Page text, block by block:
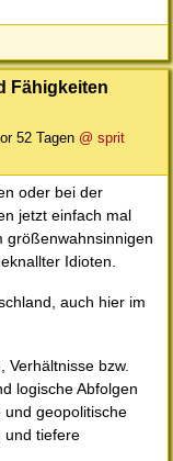
Fähigkeiten
52 Tagen @ sprit
oder bei der
jetzt einfach mal
größenwahnsinnigen
Idioten.
auch hier im
bzw.
logische Abfolgen
und geopolitische
und tiefere